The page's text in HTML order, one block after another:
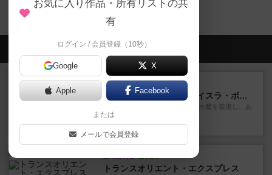
ノゾクダイスのトップに戻る
会員の新しい投稿
ルール/インスト
キャプテン・フリップ：イスラ・ボンバ
イスラ・ボンバを探しに出航!潜水艦を装備し、あ
なたの乗組員を監獄から解...
約2時間前by jurong
トランスオリエント・エクスプレス
お気に入り作品・所有リストの共
有
ログイン / 会員登録（10秒）
Google X
Apple Facebook
または
メールで会員登録